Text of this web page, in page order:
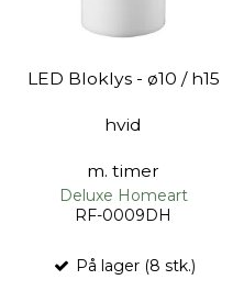
LED Bloklys - ø10 / h15
hvid
m. timer
Deluxe Homeart
RF-0009DH
På lager (8 stk.)